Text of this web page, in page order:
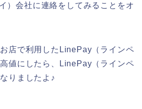
）会社に連絡をしてみることをオ
店で利用したLinePay（ラインペ
値にしたら、LinePay（ラインペ
りましたよ♪